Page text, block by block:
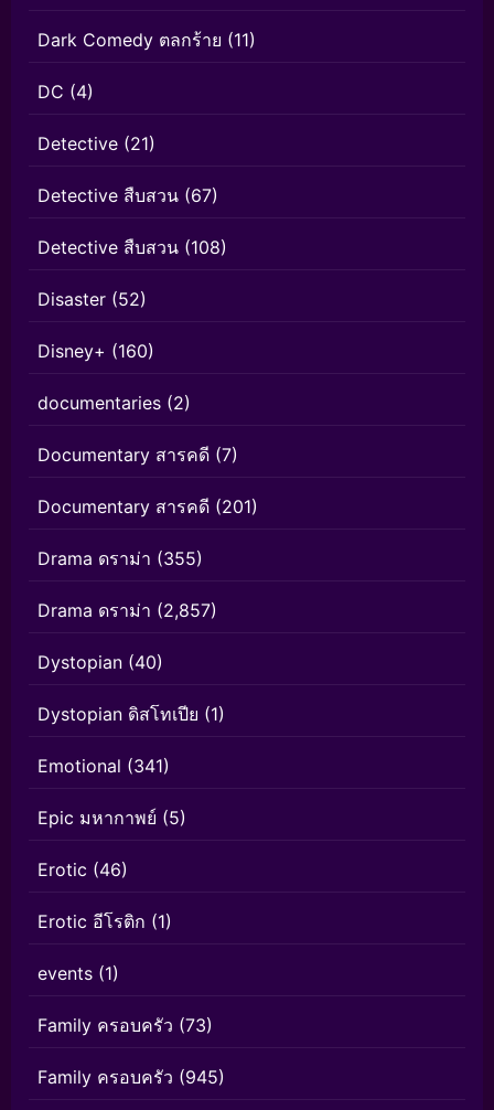
Dark Comedy ตลกร้าย (11)
DC (4)
Detective (21)
Detective สืบสวน (67)
Detective สืบสวน (108)
Disaster (52)
Disney+ (160)
documentaries (2)
Documentary สารคดี (7)
Documentary สารคดี (201)
Drama ดราม่า (355)
Drama ดราม่า (2,857)
Dystopian (40)
Dystopian ดิสโทเปีย (1)
Emotional (341)
Epic มหากาพย์ (5)
Erotic (46)
Erotic อีโรติก (1)
events (1)
Family ครอบครัว (73)
Family ครอบครัว (945)